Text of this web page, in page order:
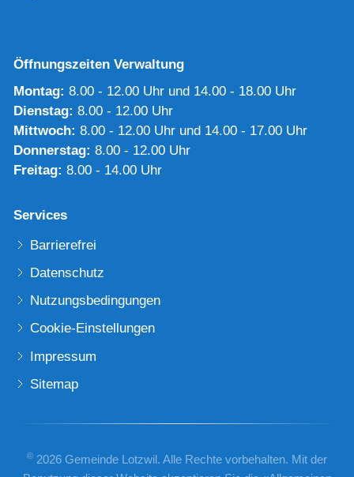
Öffnungszeiten Verwaltung
Montag: 8.00 - 12.00 Uhr und 14.00 - 18.00 Uhr
Dienstag: 8.00 - 12.00 Uhr
Mittwoch: 8.00 - 12.00 Uhr und 14.00 - 17.00 Uhr
Donnerstag: 8.00 - 12.00 Uhr
Freitag: 8.00 - 14.00 Uhr
Services
Barrierefrei
Datenschutz
Nutzungsbedingungen
Cookie-Einstellungen
Impressum
Sitemap
© 2026 Gemeinde Lotzwil. Alle Rechte vorbehalten. Mit der